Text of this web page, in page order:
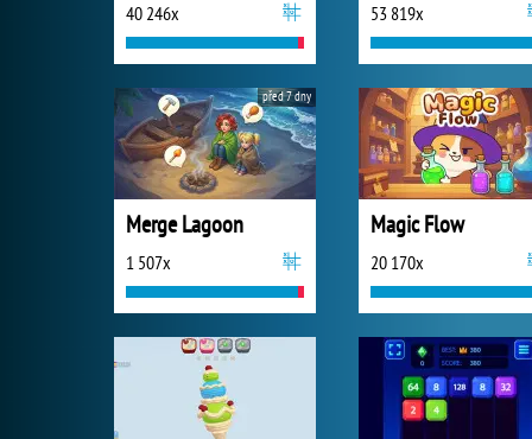
40 246x 53 819x
Merge Lagoon
1 507x
před 7 dny
Magic Flow
20 170x